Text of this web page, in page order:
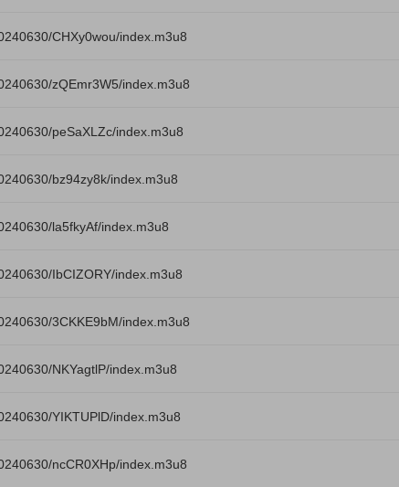
CHXy0wou/index.m3u8
zQEmr3W5/index.m3u8
peSaXLZc/index.m3u8
bz94zy8k/index.m3u8
la5fkyAf/index.m3u8
IbCIZORY/index.m3u8
3CKKE9bM/index.m3u8
NKYagtlP/index.m3u8
YIKTUPlD/index.m3u8
ncCR0XHp/index.m3u8